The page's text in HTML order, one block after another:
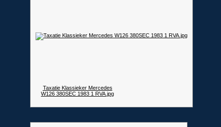
Taxatie Klassieker Mercedes
W126 380SEC 1983 1 RVA.jpg